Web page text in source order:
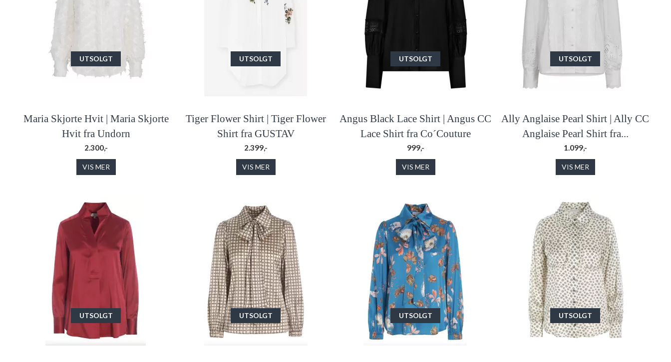
UTSOLGT
Maria Skjorte Hvit | Maria Skjorte
Hvit fra Undorn
2.300,-
VIS MER
UTSOLGT
Tiger Flower Shirt | Tiger Flower
Shirt fra GUSTAV
2.399,-
VIS MER
UTSOLGT
Angus Black Lace Shirt | Angus CC
Lace Shirt fra Co´Couture
999,-
VIS MER
UTSOLGT
Ally Anglaise Pearl Shirt | Ally CC
Anglaise Pearl Shirt fra...
1.099,-
VIS MER
UTSOLGT UTSOLGT UTSOLGT UTSOLGT